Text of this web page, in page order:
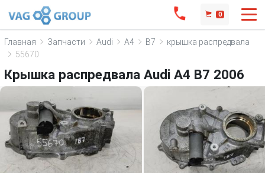
0
Главная Запчасти Audi A4 B7
крышка распредвала
55670
Крышка распредвала Audi A4 B7 2006